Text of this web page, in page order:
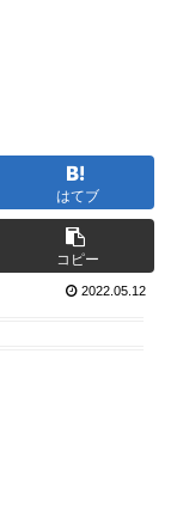
はてブ
コピー
2022.05.12